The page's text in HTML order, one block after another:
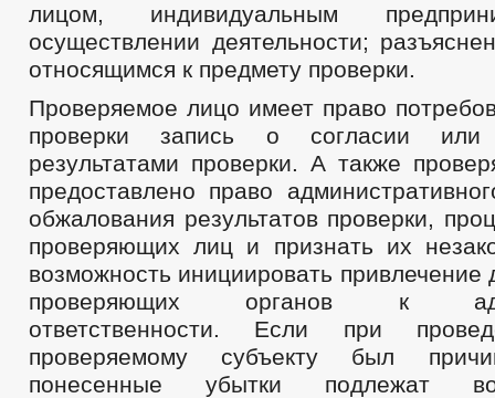
лицом, индивидуальным
осуществлении деятельности;
относящимся к предмету проверки.
Проверяемое лицо имеет право
проверки запись о согласии
результатами проверки. А также
предоставлено право
обжалования результатов проверки,
проверяющих лиц и признать их
возможность инициировать
проверяющих органов к
ответственности. Если при
проверяемому субъекту был
понесенные убытки подлежат